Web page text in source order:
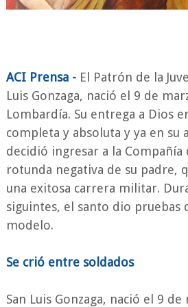
ACI Prensa - El Patrón de la
Luis Gonzaga, nació el 9 de
Lombardía. Su entrega a Dios
completa y absoluta y ya en su
decidió ingresar a la Compañía
rotunda negativa de su padre,
una exitosa carrera militar.
siguintes, el santo dio pruebas
modelo.
Se crió entre soldados
San Luis Gonzaga, nació el 9